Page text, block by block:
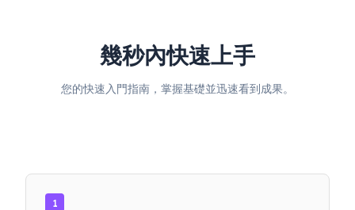
幾秒內快速上手
您的快速入門指南，掌握基礎並迅速看到成果。
1